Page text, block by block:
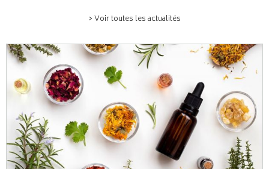
> Voir toutes les actualités